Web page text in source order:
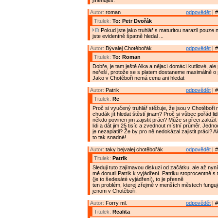
odpovědět |
Autor: roman
Titulek: To: Petr Dvořák
Pokud jste jako truhlář s maturitou narazil pouze
jste evidentně špatně hledal ...
odpovědět |
Autor: Bývalej Chotěbořák
Titulek: To: Roman
Dobře, je tam ještě Alka a nějací domácí kutilové, ale
neřeší, protože se s platem dostaneme maximálně
Jako v Chotěboři nemá cenu ani hledat
odpovědět |
Autor: Patrik
Titulek: Re
Proč si vyučený truhlář stěžuje, že jsou v Chotěboři
chudák jít hledat štěstí jinam? Proč si vůbec pořád
někdo povinen jim zajistit práci? Může si přeci
lidi a dát jim 25 tisíc a zvednout místní průměr.
je nezaplatil? Že by pro ně nedokázal zajistit práci?
to tak snadné!
odpovědět |
Autor: taky bejvalej chotěbořák
Titulek: Patrik
Sleduji tuto zajímavou diskuzi od začátku, ale až nyní
mě donutil Patrik k vyjádření. Patriku stoprocentně s
(je to šedesáté vyjádření), to je přesně
ten problém, kterej zřejmě v menších městech
jenom v Chotěboři.
odpovědět |
Autor: Forry ml.
Titulek: Realita